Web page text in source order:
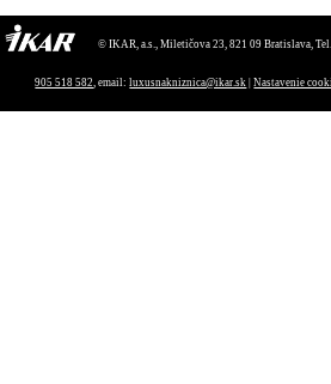
© IKAR, a.s., Miletičova 23, 821 09 Bratislava,
905 518 582, email:luxusnakniznica@ikar.sk |Nastavenie